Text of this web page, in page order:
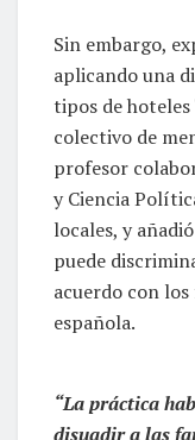
Sin embargo,
aplicando una
tipos de
colectivo de
profesor
y Ciencia
locales, y
puede
acuerdo con
española.
“La práctica
disuadir a las